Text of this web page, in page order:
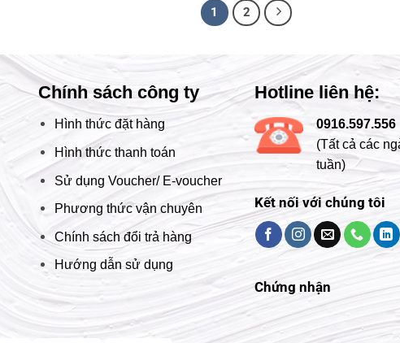
1 2
Chính sách công ty
Hình thức đặt hàng
Hình thức thanh toán
Sử dụng Voucher/ E-voucher
Phương thức vận chuyên
Chính sách đổi trả hàng
Hướng dẫn sử dụng
Hotline liên hệ:
0916.597.556
(Tất cả các
tuần)
Kết nối với chúng tôi
Chứng nhận